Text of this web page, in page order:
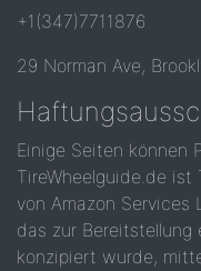
+1(347)7711876
29 Norman Ave,
Einige Seiten können
TireWheelguide.de ist
von Amazon Services
das zur Bereitstellung
konzipiert wurde,